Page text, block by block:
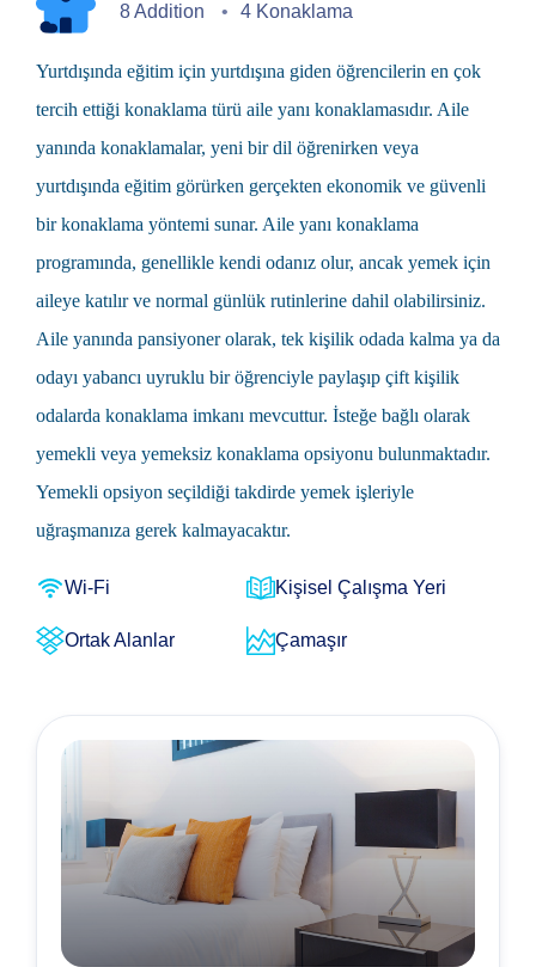
8 Addition 4 Konaklama
Yurtdışında eğitim için yurtdışına giden öğrencilerin en çok
tercih ettiği konaklama türü aile yanı konaklamasıdır. Aile
yanında konaklamalar, yeni bir dil öğrenirken veya
yurtdışında eğitim görürken gerçekten ekonomik ve güvenli
bir konaklama yöntemi sunar. Aile yanı konaklama
programında, genellikle kendi odanız olur, ancak yemek için
aileye katılır ve normal günlük rutinlerine dahil olabilirsiniz.
Aile yanında pansiyoner olarak, tek kişilik odada kalma ya da
odayı yabancı uyruklu bir öğrenciyle paylaşıp çift kişilik
odalarda konaklama imkanı mevcuttur. İsteğe bağlı olarak
yemekli veya yemeksiz konaklama opsiyonu bulunmaktadır.
Yemekli opsiyon seçildiği takdirde yemek işleriyle
uğraşmanıza gerek kalmayacaktır.
Wi-Fi Kişisel Çalışma Yeri
Ortak Alanlar Çamaşır